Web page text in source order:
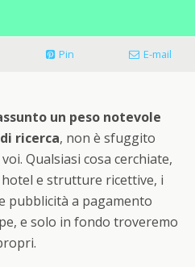
Pin E-mail
un peso notevole
ricerca, non è sfuggito
Qualsiasi cosa cerchiate,
e strutture ricettive, i
pubblicità a pagamento
e solo in fondo troveremo